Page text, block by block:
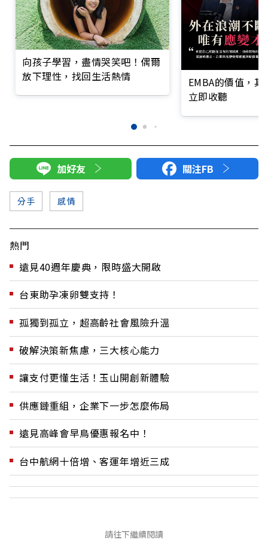
向孩子學習，盡情哭笑吧！偶爾
放下理性，找回生活熱情
EMBA的價值，
立即收聽
加好友 關注FB
分手 感情
熱門
遠見40週年慶典，限時盛大開啟
台東助孕凍卵雙支持！
孤獨到孤立，超高齡社會風險升溫
破解決策新焦慮，三大核心能力
讓支付更懂生活！玉山開創新體驗
供應鏈重組，企業下一步怎麼佈局
遠見高峰會早鳥優惠報名中！
台中航網十倍增、客運年增近三成
請往下繼續閱讀